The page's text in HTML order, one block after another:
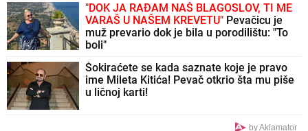
"DOK JA RAĐAM NAŠ BLAGOSLOV, TI ME
VARAŠ U NAŠEM KREVETU" Pevačicu je
muž prevario dok je bila u porodilištu: "To
boli"
Šokiraćete se kada saznate koje je pravo
ime Mileta Kitića! Pevač otkrio šta mu piše
u ličnoj karti!
by Aklamator